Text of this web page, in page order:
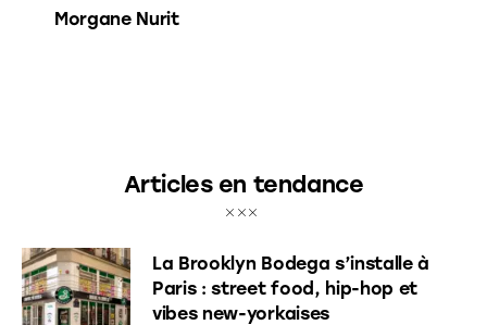
Morgane Nurit
Articles en tendance
La Brooklyn Bodega s’installe à
Paris : street food, hip-hop et
vibes new-yorkaises